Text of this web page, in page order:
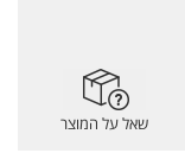
שאל על המוצר